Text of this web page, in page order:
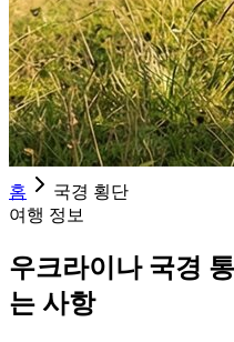
홈
국경 횡단
여행 정보
우크라이나 국경
는 사항